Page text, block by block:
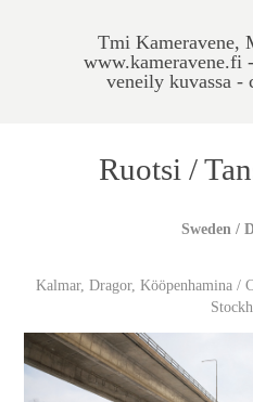
Tmi Kameravene,
www.kameravene.fi
veneily kuvassa -
Ruotsi /
Sweden /
Kalmar, Dragor, Kööpenhamina /